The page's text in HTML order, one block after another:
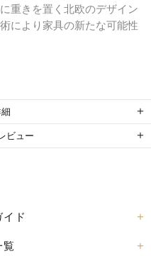
重きを置く北欧のデザイン
により家具の新たな可能性
ビュー
イド
覧